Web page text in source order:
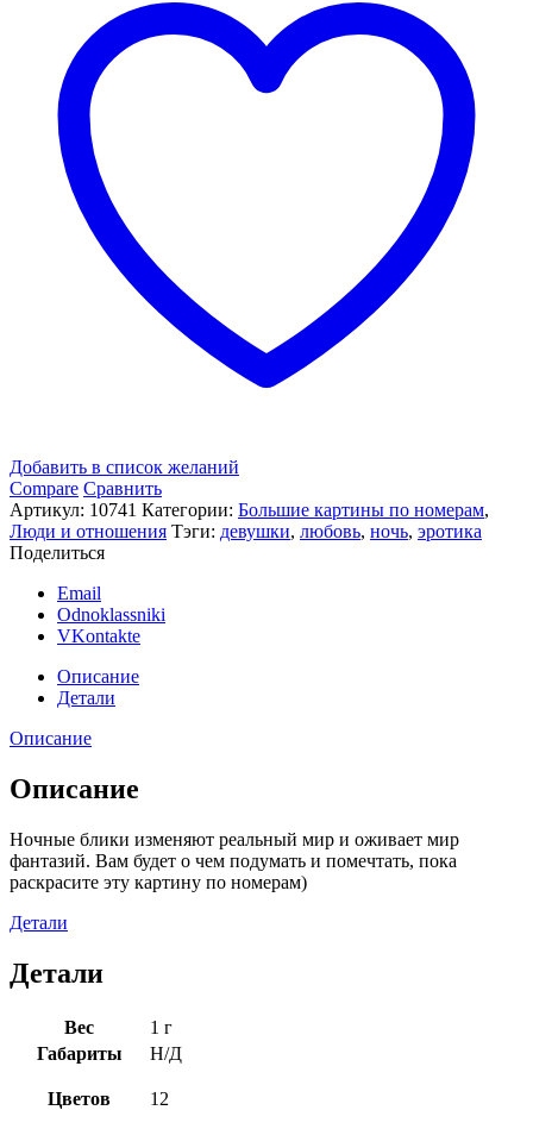
Добавить в список желаний
Compare Сравнить
Артикул: 10741 Категории: Большие картины по номерам,
Люди и отношения Тэги: девушки, любовь, ночь, эротика
Поделиться
Email
Odnoklassniki
VKontakte
Описание
Детали
Описание
Описание
Ночные блики изменяют реальный мир и оживает мир
фантазий. Вам будет о чем подумать и помечтать, пока
раскрасите эту картину по номерам)
Детали
Детали
Вес
1 г
Габариты
Н/Д
Цветов 12